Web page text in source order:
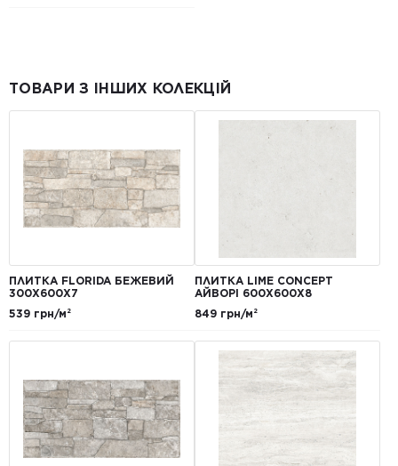
ТОВАРИ З ІНШИХ КОЛЕКЦІЙ
ПЛИТКА FLORIDA БЕЖЕВИЙ
300Х600Х7
539 грн/м²
ПЛИТКА LIME CONCEPT
АЙВОРІ 600Х600Х8
849 грн/м²